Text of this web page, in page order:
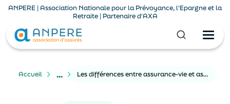
ANPERE | Association Nationale pour la Prévoyance, l'Epargne et la
Retraite | Partenaire d'AXA
Accueil ... Les différences entre assurance-vie et assurance décès